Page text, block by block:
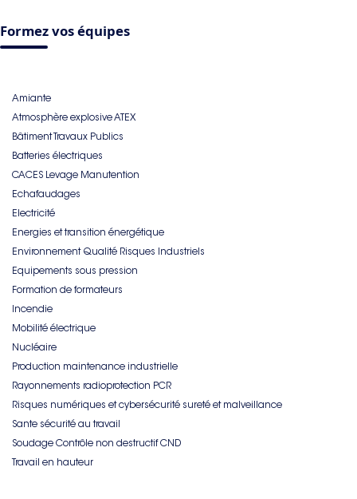
Formez vos équipes
Amiante
Atmosphère explosive ATEX
Bâtiment Travaux Publics
Batteries électriques
CACES Levage Manutention
Echafaudages
Electricité
Energies et transition énergétique
Environnement Qualité Risques Industriels
Equipements sous pression
Formation de formateurs
Incendie
Mobilité électrique
Nucléaire
Production maintenance industrielle
Rayonnements radioprotection PCR
Risques numériques et cybersécurité sureté et malveillance
Sante sécurité au travail
Soudage Contrôle non destructif CND
Travail en hauteur